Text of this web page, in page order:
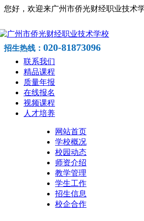
您好，欢迎来广州市侨光财经职业技术
招生热线： 020-81873096
联系我们
精品课程
质量年报
在线报名
视频课程
人才培养
网站首页
学校概况
校园动态
师资介绍
教学管理
学生工作
招生信息
校企合作